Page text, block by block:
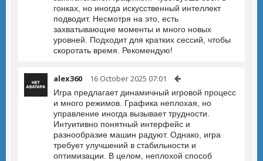
гонках, но иногда искусственный интеллект
подводит. Несмотря на это, есть
захватывающие моменты и много новых
уровней. Подходит для кратких сессий, чтобы
скоротать время. Рекомендую!
alex360 16 October 2025 07:01
Игра предлагает динамичный игровой процесс
и много режимов. Графика неплохая, но
управление иногда вызывает трудности.
Интуитивно понятный интерфейс и
разнообразие машин радуют. Однако, игра
требует улучшений в стабильности и
оптимизации. В целом, неплохой способ